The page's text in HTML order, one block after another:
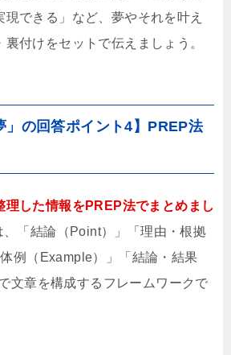
現できる」など、夢やそれを叶え
付けをセットで伝えましょう。
」の回答ポイント4】PREP法
理した情報をPREP法でまとめまし
、「結論（Point）」「理由・根拠
例（Example）」「結論・結果
文章を構成するフレームワークで